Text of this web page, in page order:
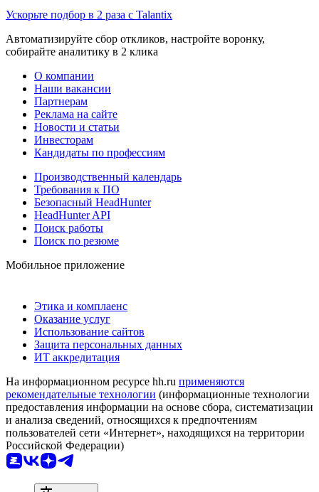
Ускорьте подбор в 2 раза с Talantix
Автоматизируйте сбор откликов, настройте воронку,
собирайте аналитику в 2 клика
О компании
Наши вакансии
Партнерам
Реклама на сайте
Новости и статьи
Инвесторам
Кандидаты по профессиям
Производственный календарь
Требования к ПО
Безопасный HeadHunter
HeadHunter API
Поиск работы
Поиск по резюме
Мобильное приложение
Этика и комплаенс
Оказание услуг
Использование сайтов
Защита персональных данных
ИТ аккредитация
На информационном ресурсе hh.ru применяются
рекомендательные технологии (информационные технологии
предоставления информации на основе сбора, систематизации
и анализа сведений, относящихся к предпочтениям
пользователей сети «Интернет», находящихся на территории
Российской Федерации)